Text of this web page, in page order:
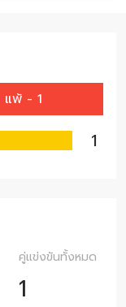
แพ้ - 1
1
คู่แข่งขันทั้งหมด
1
นยอมให้เรา